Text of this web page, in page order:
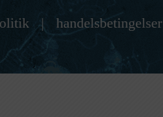
| handelsbetingelser